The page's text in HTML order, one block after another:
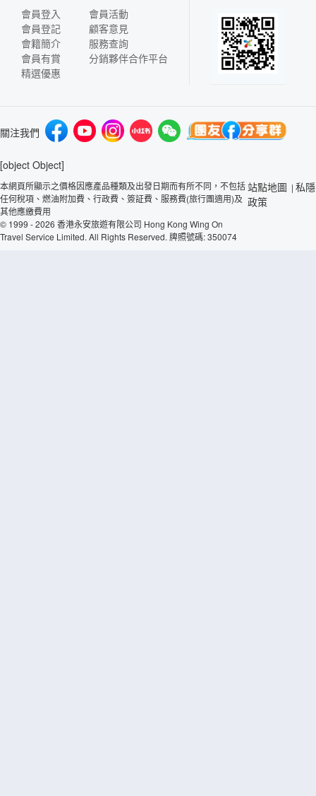
會員登入
會員登記
會籍簡介
會員有賞
精選優惠
會員活動
顧客意見
服務查詢
分銷夥伴合作平台
關注我們
[object Object]
本網頁所顯示之價格因應產品種類及出發日期而有所不同，不包括
任何稅項、燃油附加費、行政費、簽証費、服務費(旅行團適用)及
其他應繳費用
© 1999 - 2026 香港永安旅遊有限公司 Hong Kong Wing On
Travel Service Limited. All Rights Reserved. 牌照號碼: 350074
站點地圖 | 私隱
政策